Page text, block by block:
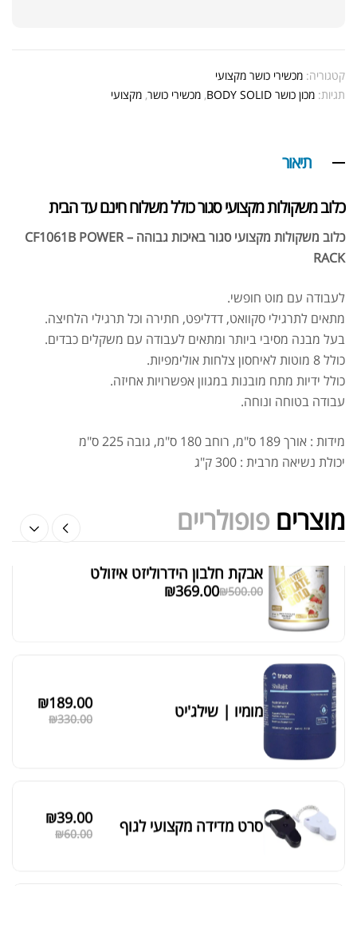
קטגוריה: מכשירי כושר מקצועי
תגיות: מכון כושר BODY SOLID , מכשירי כושר, מקצועי
תיאור
כלוב משקולות מקצועי סגור כולל משלוח חינם עד הבית
כלוב משקולות מקצועי סגור באיכות גבוהה – CF1061B POWER
RACK
לעבודה עם מוט חופשי.
מתאים לתרגילי סקוואט, דדליפט, חתירה וכל תרגילי הלחיצה.
בעל מבנה מסיבי ביותר ומתאים לעבודה עם משקלים כבדים.
כולל 8 מוטות לאיחסון צלחות אולימפיות.
כולל ידיות מתח מובנות במגוון אפשרויות אחיזה.
עבודה בטוחה ונוחה.
מידות : אורך 189 ס"מ, רוחב 180 ס"מ, גובה 225 ס"מ
יכולת נשיאה מרבית : 300 ק"ג
מוצרים פופולריים
מציג 1–6 מתוך 524 תוצאות
סידור ברירת מחדל
אבקת חלבון כשרה ₪ 320.00
239.00
שייקר מקצועי פרובודי לחלבון או גיינר
₪40.00
₪20.00
אבקת חלבון הידרוליזט איזולט
₪500.00
₪369.00
מומיו | שילג'יט ₪330.00
₪189.00
סרט מדידה מקצועי לגוף ₪60.00
₪39.00